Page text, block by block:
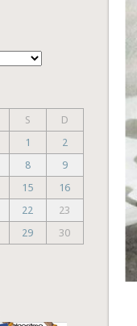
S
D
1
2
8
9
15
16
22
23
29 30